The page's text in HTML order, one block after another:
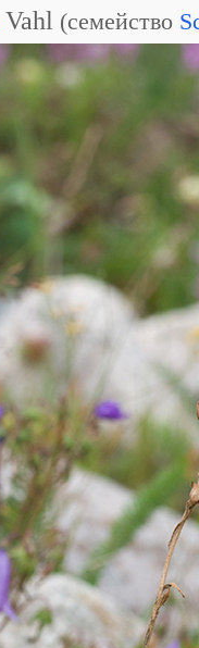
Vahl (семейство